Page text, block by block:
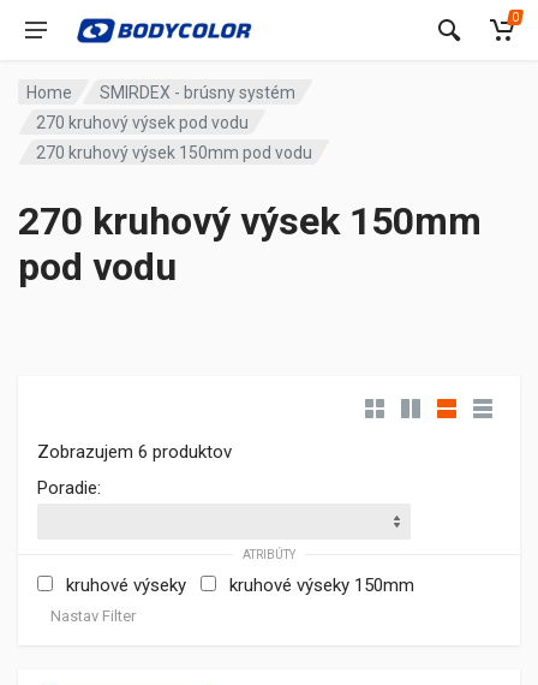
0
Home
SMIRDEX - brúsny systém
270 kruhový výsek pod vodu
270 kruhový výsek 150mm pod vodu
270 kruhový výsek 150mm
pod vodu
Zobrazujem 6 produktov
Poradie:
ATRIBÚTY
kruhové výseky kruhové výseky 150mm
Nastav Filter